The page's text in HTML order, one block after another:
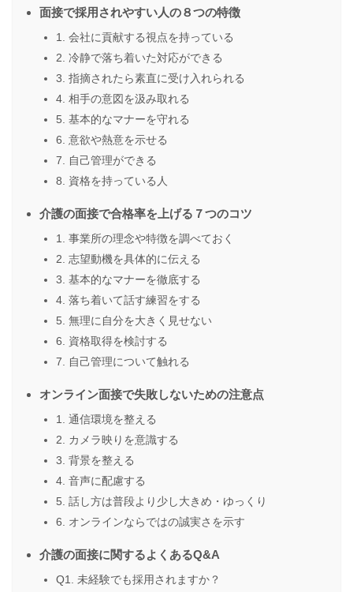
面接で採用されやすい人の８つの特徴
1. 会社に貢献する視点を持っている
2. 冷静で落ち着いた対応ができる
3. 指摘されたら素直に受け入れられる
4. 相手の意図を汲み取れる
5. 基本的なマナーを守れる
6. 意欲や熱意を示せる
7. 自己管理ができる
8. 資格を持っている人
介護の面接で合格率を上げる７つのコツ
1. 事業所の理念や特徴を調べておく
2. 志望動機を具体的に伝える
3. 基本的なマナーを徹底する
4. 落ち着いて話す練習をする
5. 無理に自分を大きく見せない
6. 資格取得を検討する
7. 自己管理について触れる
オンライン面接で失敗しないための注意点
1. 通信環境を整える
2. カメラ映りを意識する
3. 背景を整える
4. 音声に配慮する
5. 話し方は普段より少し大きめ・ゆっくり
6. オンラインならではの誠実さを示す
介護の面接に関するよくあるQ&A
Q1. 未経験でも採用されますか？